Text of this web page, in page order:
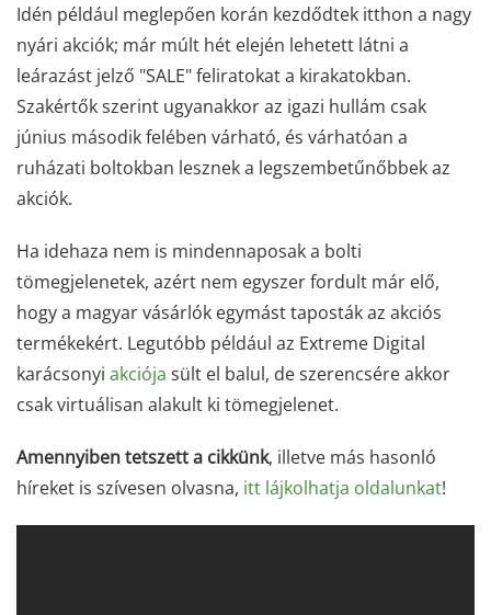
Idén például meglepően korán kezdődtek itthon a nagy
nyári akciók; már múlt hét elején lehetett látni a
leárazást jelző "SALE" feliratokat a kirakatokban.
Szakértők szerint ugyanakkor az igazi hullám csak
június második felében várható, és várhatóan a
ruházati boltokban lesznek a legszembetűnőbbek az
akciók.
Ha idehaza nem is mindennaposak a bolti
tömegjelenetek, azért nem egyszer fordult már elő,
hogy a magyar vásárlók egymást taposták az akciós
termékekért. Legutóbb például az Extreme Digital
karácsonyi akciója sült el balul, de szerencsére akkor
csak virtuálisan alakult ki tömegjelenet.
Amennyiben tetszett a cikkünk, illetve más hasonló
híreket is szívesen olvasna, itt lájkolhatja oldalunkat!